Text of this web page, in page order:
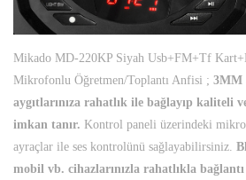
Mikado MD-220KP Siyah Usb+FM+Tf
Mikrofonlu Öğretmen/Toplantı Anfisi ; 3MM
aygıtlarınıza rahatlık ile bağlayıp kaliteli
imkan tanır. Kontrol paneli üzerindeki
ayraçlar ile ses kontrolünü sağlayabilirsiniz.
mobil vb. cihazlarınızla rahatlıkla